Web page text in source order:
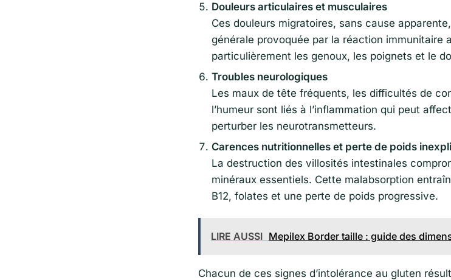
Douleurs articulaires et musculaires
Ces douleurs migratoires, sans cause
générale provoquée par la réaction immunitaire
particulièrement les genoux, les poignets et le
Troubles neurologiques
Les maux de tête fréquents, les difficultés de
l’humeur sont liés à l’inflammation qui peut
perturber les neurotransmetteurs.
Carences nutritionnelles et perte de poids
La destruction des villosités intestinales
minéraux essentiels. Cette malabsorption
B12, folates et une perte de poids progressive.
LIRE AUSSI Mepilex Border taille : guide des
Chacun de ces signes d’intolérance au gluten